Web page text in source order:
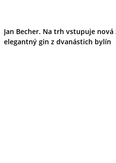
Jan Becher. Na trh vstupuje
elegantný gin z dvanástich bylín